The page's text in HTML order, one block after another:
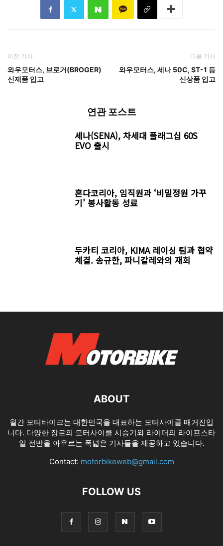
이전 기사
와우모터스, 브로거(BROGER)
신제품 입고
다음 기사
와우모터스, 세나 50C, ST-1 등
신상품 입고
연관 포스트
세나(SENA), 차세대 플래그십 60S
EVO 출시
혼다코리아, 임직원과 ‘비밀정원 가꾸
기’ 봉사활동 성료
두카티 코리아, KIMA 레이싱 팀과 협약
체결. 송규한, 파니갈레와의 재회
ABOUT
월간 모터바이크는 대한민국을 대표하는 모터사이클 매거진입
니다. 다양한 장르의 모터사이클 시승기와 라이더의 라이프스타
일 전반을 아우르는 폭넓은 기사들을 제공하고 있습니다.
Contact: motorbikeweb@gmail.com
FOLLOW US